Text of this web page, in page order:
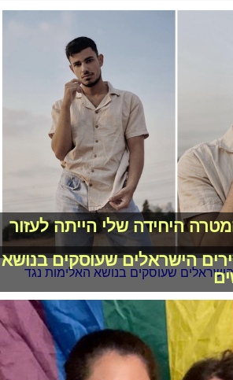
היחידה שלי הייתה לעזור
הישראלים שעוסקים בנושא